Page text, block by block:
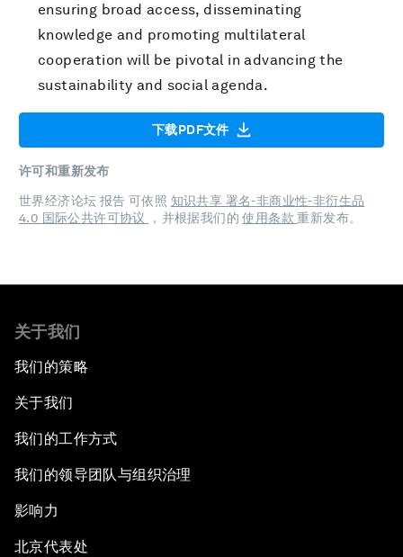
ensuring broad access, disseminating
knowledge and promoting multilateral
cooperation will be pivotal in advancing the
sustainability and social agenda.
下载PDF文件
许可和重新发布
世界经济论坛 报告 可依照 知识共享 署名-非商业性-非衍生品
4.0 国际公共许可协议
，并根据我们的使用条款重新发布。
关于我们
我们的策略
关于我们
我们的工作方式
我们的领导团队与组织治理
影响力
北京代表处